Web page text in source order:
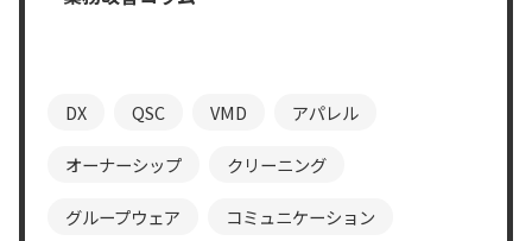
DX QSC VMD アパレル
オーナーシップ クリーニング
グループウェア コミュニケーション